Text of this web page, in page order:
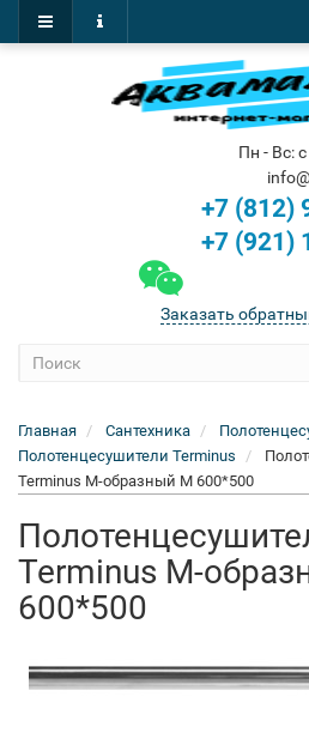
Пн - Вс:
+7 (812)
+7 (921)
Заказать
Главная Сантехника
Полотенцесушители Terminus
Terminus M-образный М 600*500
Terminus M-
600*500